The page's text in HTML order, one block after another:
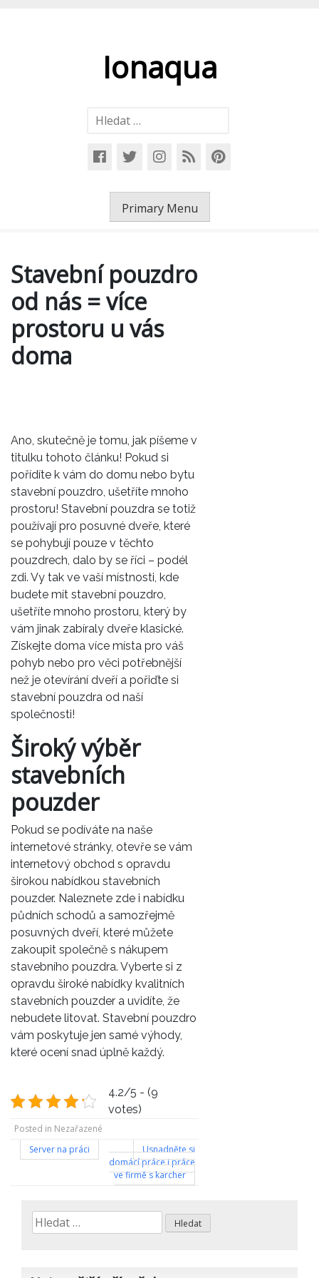
Ionaqua
Vyhledávání
Primary Menu
Stavební pouzdro
od nás = více
prostoru u vás
doma
Ano, skutečně je tomu, jak píšeme v
titulku tohoto článku! Pokud si
pořídíte k vám do domu nebo bytu
stavební pouzdro, ušetříte mnoho
prostoru! Stavební pouzdra se totiž
používají pro posuvné dveře, které
se pohybují pouze v těchto
pouzdrech, dalo by se říci – podél
zdi. Vy tak ve vaší místnosti, kde
budete mít stavební pouzdro,
ušetříte mnoho prostoru, který by
vám jinak zabíraly dveře klasické.
Získejte doma více místa pro váš
pohyb nebo pro věci potřebnější
než je otevírání dveří a pořiďte si
stavební pouzdra od naší
společnosti!
Široký výběr
stavebních
pouzder
Pokud se podíváte na naše
internetové stránky, otevře se vám
internetový obchod s opravdu
širokou nabídkou stavebních
pouzder. Naleznete zde i nabídku
půdních schodů a samozřejmě
posuvných dveří, které můžete
zakoupit společně s nákupem
stavebního pouzdra. Vyberte si z
opravdu široké nabídky kvalitních
stavebních pouzder a uvidíte, že
nebudete litovat. Stavební pouzdro
vám poskytuje jen samé výhody,
které ocení snad úplně každý.
4.2/5 - (9
votes)
Posted in Nezařazené
Navigace
příspěvek
Server na práci
Usnadněte si
domácí práce i práce
ve firmě s karcher
Vyhledávání